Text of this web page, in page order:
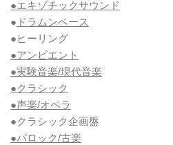
●エキゾチックサウンド
● ドラムンベース
●ヒーリング
●アンビエント
●実験音楽/現代音楽
●クラシック
●声楽/オペラ
●クラシック企画盤
●バロック/古楽